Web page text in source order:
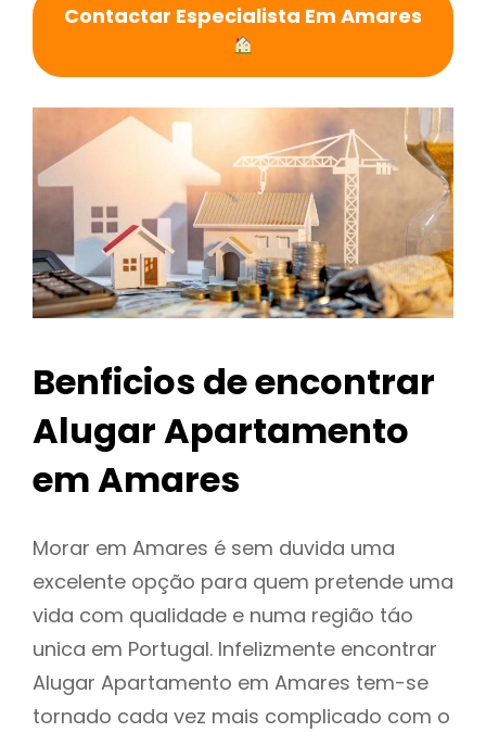
Contactar Especialista Em Amares
Benficios de encontrar
Alugar Apartamento
em Amares
Morar em Amares é sem duvida uma
excelente opção para quem pretende uma
vida com qualidade e numa região táo
unica em Portugal. Infelizmente encontrar
Alugar Apartamento em Amares tem-se
tornado cada vez mais complicado com o